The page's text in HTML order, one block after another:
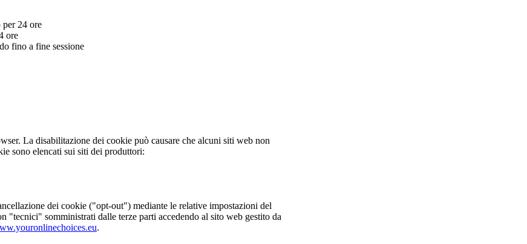
24 ore
ore
fino a fine sessione
La disabilitazione dei cookie può causare che alcuni siti web non
sono elencati sui siti dei produttori:
dei cookie ("opt-out") mediante le relative impostazioni del
somministrati dalle terze parti accedendo al sito web gestito da
.